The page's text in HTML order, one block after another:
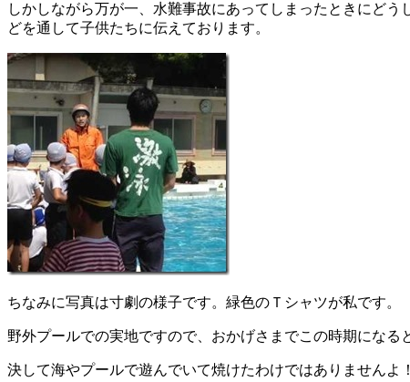
しかしながら万が一、水難事故にあってしまったときにど
どを通して子供たちに伝えております。
ちなみに写真は寸劇の様子です。緑色のＴシャツが私です。
野外プールでの実地ですので、おかげさまでこの時期になる
決して海やプールで遊んでいて焼けたわけではありませんよ